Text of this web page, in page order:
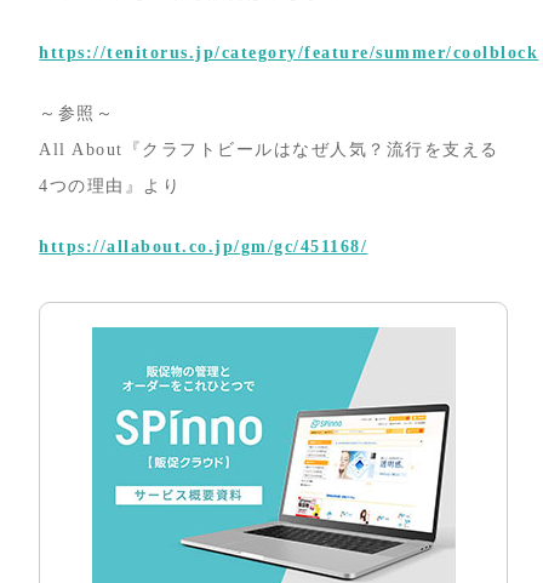
https://tenitorus.jp/category/feature/summer/coolblock
～参照～
All About『クラフトビールはなぜ人気？流行を支える
4つの理由』より
https://allabout.co.jp/gm/gc/451168/